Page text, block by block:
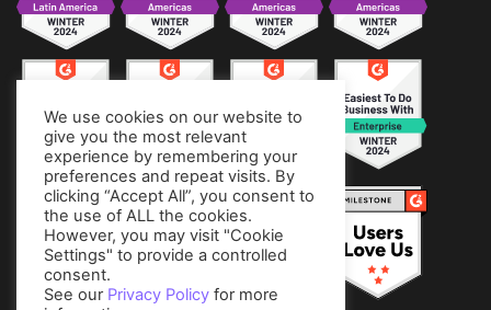
We use cookies on our website to
give you the most relevant
experience by remembering your
preferences and repeat visits. By
clicking “Accept All”, you consent to
the use of ALL the cookies.
However, you may visit "Cookie
Settings" to provide a controlled
consent.
See our Privacy Policy for more